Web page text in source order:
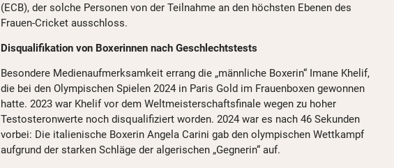
(ECB), der solche Personen von der Teilnahme an den höchsten Ebenen des
Frauen-Cricket ausschloss.
Disqualifikation von Boxerinnen nach Geschlechtstests
Besondere Medienaufmerksamkeit errang die „männliche Boxerin“ Imane Khelif,
die bei den Olympischen Spielen 2024 in Paris Gold im Frauenboxen gewonnen
hatte. 2023 war Khelif vor dem Weltmeisterschaftsfinale wegen zu hoher
Testosteronwerte noch disqualifiziert worden. 2024 war es nach 46 Sekunden
vorbei: Die italienische Boxerin Angela Carini gab den olympischen Wettkampf
aufgrund der starken Schläge der algerischen „Gegnerin“ auf.